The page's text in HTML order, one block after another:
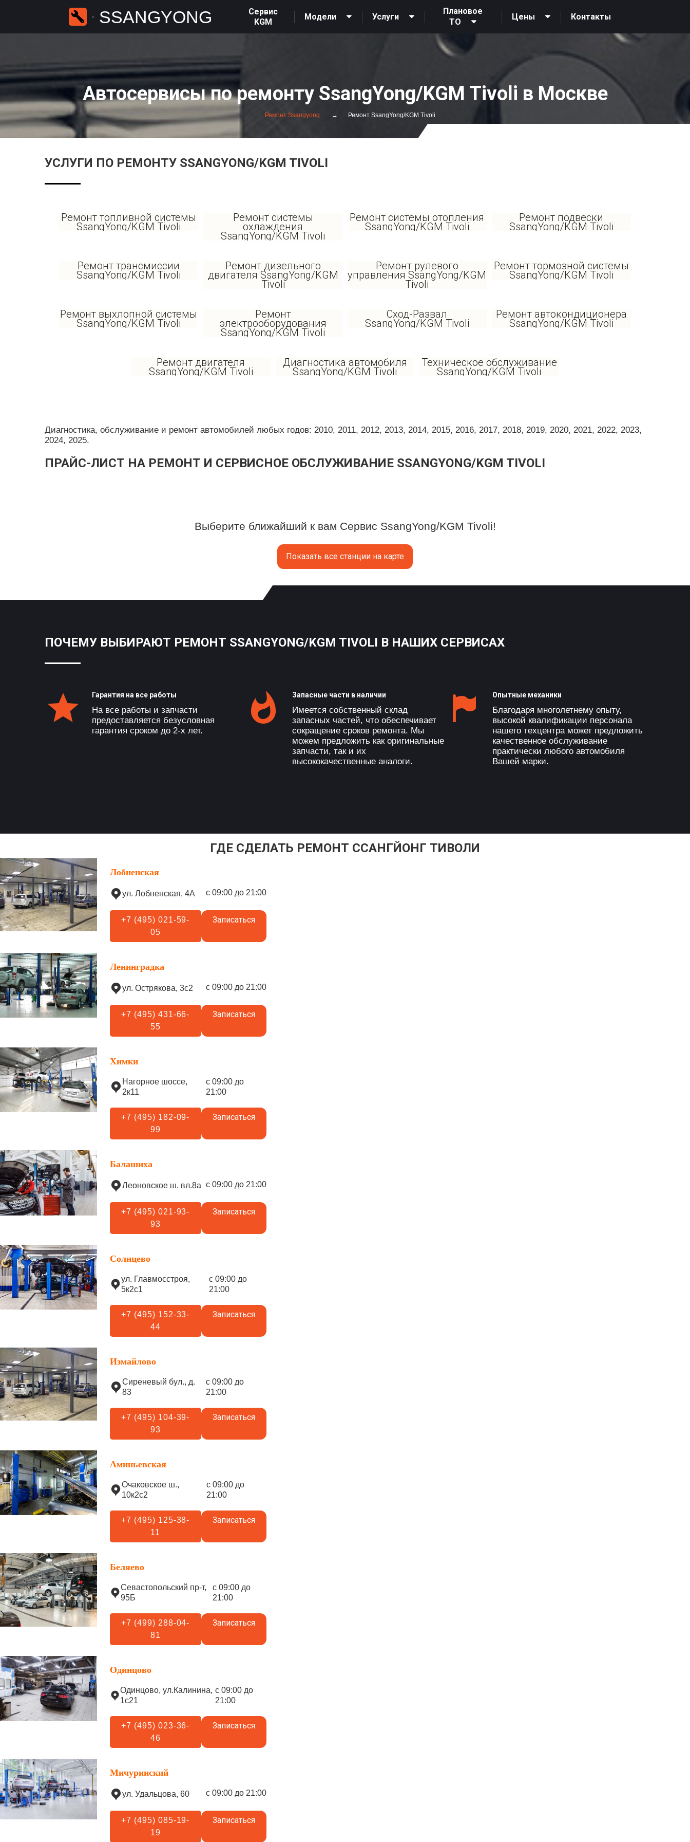
SSANGYONG
Сервис
KGM
Модели Услуги
Плановое
ТО
Цены Контакты
Автосервисы по ремонту SsangYong/KGM Tivoli в Москве
Ремонт Ssangyong Ремонт SsangYong/KGM Tivoli
УСЛУГИ ПО РЕМОНТУ SSANGYONG/KGM TIVOLI
Ремонт топливной системы
SsangYong/KGM Tivoli
Ремонт системы
охлаждения
SsangYong/KGM Tivoli
Ремонт системы отопления
SsangYong/KGM Tivoli
Ремонт подвески
SsangYong/KGM Tivoli
Ремонт трансмиссии
SsangYong/KGM Tivoli
Ремонт дизельного
двигателя SsangYong/KGM
Tivoli
Ремонт рулевого
управления SsangYong/KGM
Tivoli
Ремонт тормозной системы
SsangYong/KGM Tivoli
Ремонт выхлопной системы
SsangYong/KGM Tivoli
Ремонт
электрооборудования
SsangYong/KGM Tivoli
Сход-Развал
SsangYong/KGM Tivoli
Ремонт автокондиционера
SsangYong/KGM Tivoli
Ремонт двигателя
SsangYong/KGM Tivoli
Диагностика автомобиля
SsangYong/KGM Tivoli
Техническое обслуживание
SsangYong/KGM Tivoli
Диагностика, обслуживание и ремонт автомобилей любых годов: 2010, 2011, 2012, 2013, 2014, 2015, 2016, 2017, 2018, 2019, 2020, 2021, 2022, 2023,
2024, 2025.
ПРАЙС-ЛИСТ НА РЕМОНТ И СЕРВИСНОЕ ОБСЛУЖИВАНИЕ SSANGYONG/KGM TIVOLI
Выберите ближайший к вам Сервис SsangYong/KGM Tivoli!
Показать все станции на карте
ПОЧЕМУ ВЫБИРАЮТ РЕМОНТ SSANGYONG/KGM TIVOLI В НАШИХ СЕРВИСАХ
Гарантия на все работы
На все работы и запчасти
предоставляется безусловная
гарантия сроком до 2-х лет.
Запасные части в наличии
Имеется собственный склад
запасных частей, что обеспечивает
сокращение сроков ремонта. Мы
можем предложить как оригинальные
запчасти, так и их
высококачественные аналоги.
Опытные механики
Благодаря многолетнему опыту,
высокой квалификации персонала
нашего техцентра может предложить
качественное обслуживание
практически любого автомобиля
Вашей марки.
ГДЕ СДЕЛАТЬ РЕМОНТ ССАНГЙОНГ ТИВОЛИ
Лобненская
ул. Лобненская, 4А с 09:00 до 21:00
+7 (495) 021-59-
05
Записаться
Ленинградка
ул. Острякова, 3с2 с 09:00 до 21:00
+7 (495) 431-66-
55
Записаться
Химки
Нагорное шоссе,
2к11
с 09:00 до
21:00
+7 (495) 182-09-
99
Записаться
Балашиха
Леоновское ш. вл.8а с 09:00 до 21:00
+7 (495) 021-93-
93
Записаться
Солнцево
ул. Главмосстроя,
5к2с1
с 09:00 до
21:00
+7 (495) 152-33-
44
Записаться
Измайлово
Сиреневый бул., д.
83
с 09:00 до
21:00
+7 (495) 104-39-
93
Записаться
Аминьевская
Очаковское ш.,
10к2с2
с 09:00 до
21:00
+7 (495) 125-38-
11
Записаться
Беляево
Севастопольский пр-т,
95Б
с 09:00 до
21:00
+7 (499) 288-04-
81
Записаться
Одинцово
Одинцово, ул.Калинина,
1с21
с 09:00 до
21:00
+7 (495) 023-36-
46
Записаться
Мичуринский
ул. Удальцова, 60 с 09:00 до 21:00
+7 (495) 085-19-
19
Записаться